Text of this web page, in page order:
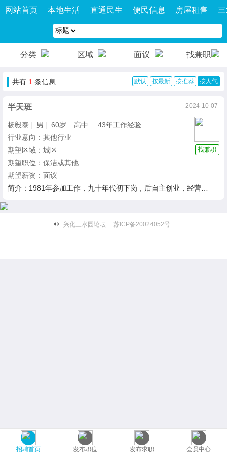
网站首页 本地生活 直通民生 便民信息 房屋租售
分类 区域 面议 找兼职
共有 1 条信息 默认 按最新 按推荐 按人气
半天班
杨毅泰 男 60岁 高中
43年工作经验
行业意向：其他行业
期望区域：城区
期望职位：保洁或其他
期望薪资：面议
找兼职
2024-10-07
招聘首页 发布职位 发布求职 会员中心
© 兴化三水园论坛 苏ICP备20024052号